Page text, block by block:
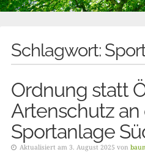
Schlagwort:
Ordnung statt
Artenschutz an
Sportanlage
Aktualisiert am 3. August 2025 von